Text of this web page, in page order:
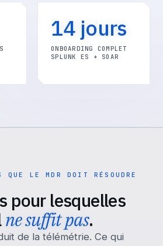
14 jours
ONBOARDING COMPLET
SPLUNK ES + SOAR
QUE LE MDR DOIT RÉSOUDRE
pour lesquelles
ne suffit pas.
de la télémétrie. Ce qui